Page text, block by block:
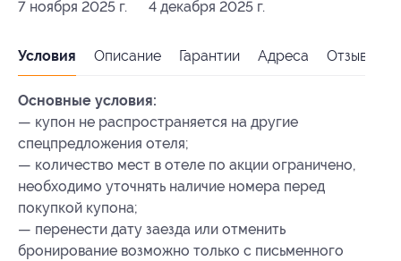
7 ноября 2025 г. 4 декабря 2025 г.
Условия Описание Гарантии Адреса Отзывы
Основные условия:
— купон не распространяется на другие
спецпредложения отеля;
— количество мест в отеле по акции ограничено,
необходимо уточнять наличие номера перед
покупкой купона;
— перенести дату заезда или отменить
бронирование возможно только с письменного